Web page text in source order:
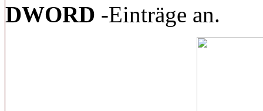
DWORD -Einträge an.